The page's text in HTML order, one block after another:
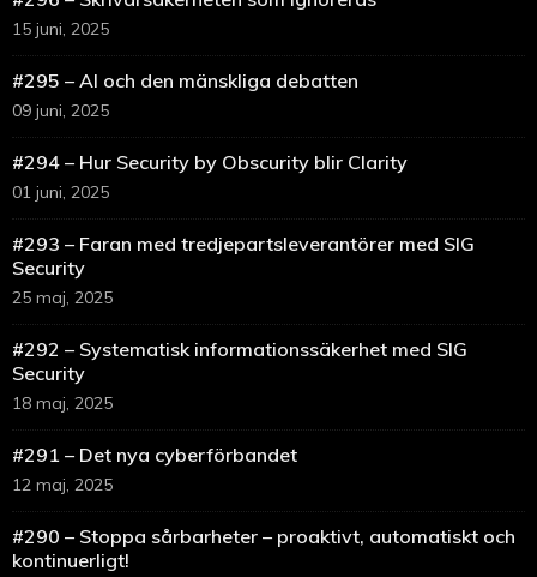
15 juni, 2025
#295 – AI och den mänskliga debatten
09 juni, 2025
#294 – Hur Security by Obscurity blir Clarity
01 juni, 2025
#293 – Faran med tredjepartsleverantörer med SIG
Security
25 maj, 2025
#292 – Systematisk informationssäkerhet med SIG
Security
18 maj, 2025
#291 – Det nya cyberförbandet
12 maj, 2025
#290 – Stoppa sårbarheter – proaktivt, automatiskt och
kontinuerligt!